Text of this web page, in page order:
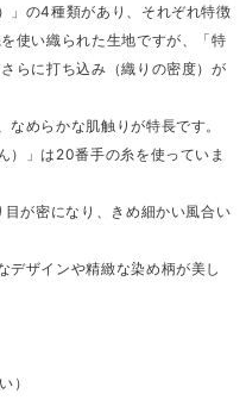
」の4種類があり、それぞれ特徴
使い織られた生地ですが、「特
らに打ち込み（織りの密度）が
めらかな肌触りが特長です。
）」は20番手の糸を使っていま
が密になり、きめ細かい風合い
デザインや精緻な染め柄が美し
）